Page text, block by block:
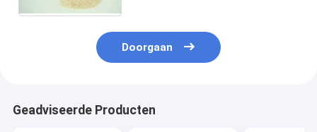
Doorgaan
Geadviseerde Producten